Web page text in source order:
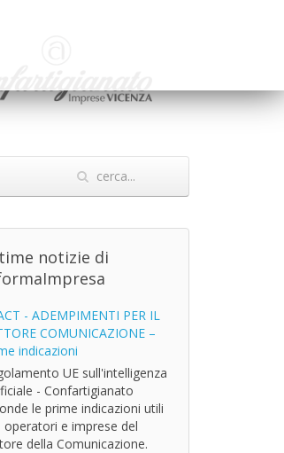
notizie di
- ADEMPIMENTI PER IL
COMUNICAZIONE –
indicazioni
UE sull'intelligenza
- Confartigianato
le prime indicazioni utili
operatori e imprese del
della Comunicazione.